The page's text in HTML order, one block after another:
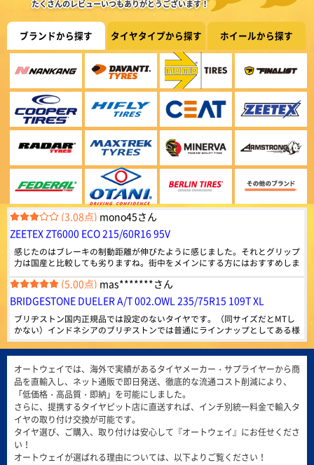
ZEETEX
ジーテックス
ドバイ発のグローバルタイヤブランドZEETEX。 乗用車
からトラック・バス用まで幅広いラインナップを世界85
ヶ国以上で販売しています。
総合評価：957件 4.43
特設ページは
こちら!
Radar
レーダー
シンガポール発のグローバルタイヤブランドRADAR。
世界初の環境に優しい“カーボンニュートラル承認”を取
得したタイヤブランドです。
総合評価：834件 4.45
特設ページは
MAXTREK
マックストレック
顧客満足度第一で技術革新を続ける急成長ブランドMAX
TREK（マックストレック）。 世界一流タイヤ工場と並
ぶ技術力を備えており、中国、アメリカ、ヨーロッパな
どの認証も取得。 道路状況に考慮された、さまざまな特
性を持ったタイヤを設計しています。
総合評価：816件 4.39
MINERVA
ヨーロッパで愛されて100年。ベルギー発の歴史的グロ
ーバルタイヤブランドMINERVA。ヨーロッパをはじめア
ジアなど世界50ヶ国以上で販売されています。
総合評価：1366件 4.50
特設ページは
こちら!
アームストロング こちら!
たくさんのレビューいつもありがとうございます！
ブランドから探す タイヤタイプから探す ホイールから探す
BRIDGESTONE BLIZZAK VRX3 155/65R14 75Q ｽﾀｯﾄﾞﾚｽ
早くて良かった。
スーさんさん
MINERVA ALL SEASON MASTER 165/60R14 79H XL
以前から、オートウエイのタイヤ使用、一般道及び 高速道路も120㌔くらい
の走行では、国産タイヤと 遜色なく走るし、特に摩耗が大きいわけではあ
りません コストパフォーマンスが良く 以前の車 エブリー ワゴンから、
乗り換えた、中古車もオートウエイの タイヤが装着してました
(5.00点)bea*******さん
MAXTREK MAXIMUS M1 165/55R14 72V
綺麗なタイヤでした、また御願いします。外国製でも充分でした。
(3.08点) mono45さん
ZEETEX ZT6000 ECO 215/60R16 95V
感じたのはブレーキの制動距離が伸びたように感じました。それとグリップ
力は国産と比較しても劣りますね。街中をメインにする方にはおすすめしま
すが、そうでない方には他を探したほうが良さそうに思えました。
(5.00点) mas*******さん
BRIDGESTONE DUELER A/T 002.OWL 235/75R15 109T XL
ブリヂストン国内正規品では設定のないタイヤです。（同サイズだとMTし
かない）インドネシアのブリヂストンでは普通にラインナップとしてある様
です。まだ装着していません。 海外メーカーと比べて耐摩耗性が低いでし
ょうが、性能劣化が少ないという意味で期待しています。
(5.00点)gmt*******さん
MAXTREK MAXIMUS M1 245/40R20 99W XL
この価格で質も全然問題無し！ またリピートしたいです。
(4.86点)qol0309さん
ARMSTRONG BLU-TRAC HP 205/55R16 94W XL
問題なし定期交換しましょう
オートウェイでは、海外で実績があるタイヤメーカー・サプライヤーから商
品を直輸入し、ネット通販で即日発送、徹底的な流通コスト削減により、
「低価格・高品質・即納」を可能にしました。
さらに、提携するタイヤピット店に直送すれば、インチ別統一料金で輸入タ
イヤの取り付け交換が可能です。
タイヤ選び、ご購入、取り付けは安心して『オートウェイ』にお任せくださ
い！
オートウェイが選ばれる理由については、以下よりご覧ください！